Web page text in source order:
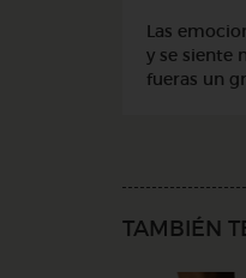
Las
y se siente
fueras un
TAMBIÉN